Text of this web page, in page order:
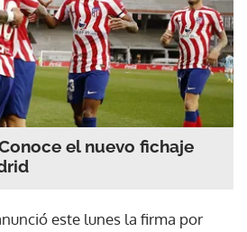
el nuevo fichaje
este lunes la firma por